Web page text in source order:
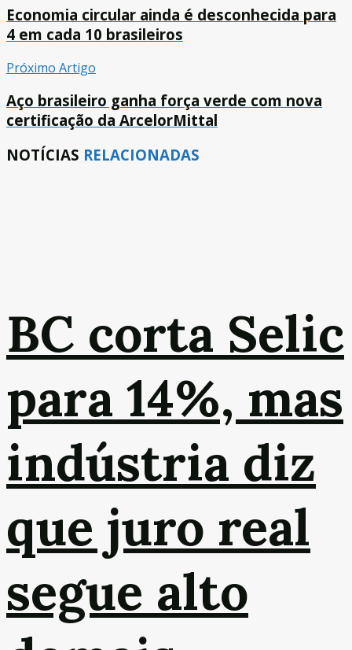
Economia circular ainda é desconhecida para
4 em cada 10 brasileiros
Próximo Artigo
Aço brasileiro ganha força verde com nova
certificação da ArcelorMittal
NOTÍCIAS RELACIONADAS
BC corta Selic
para 14%, mas
indústria diz
que juro real
segue alto